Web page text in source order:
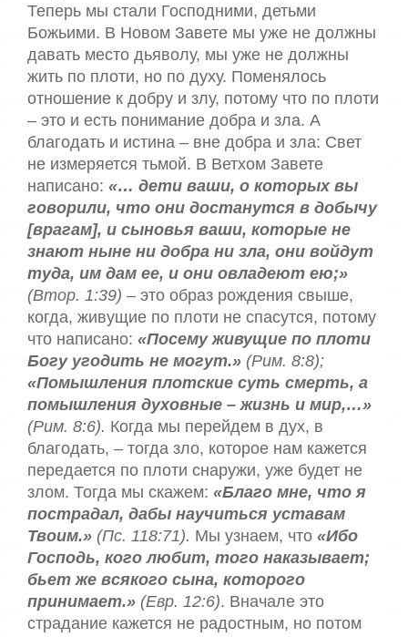
Теперь мы стали Господними, детьми
Божьими. В Новом Завете мы уже не должны
давать место дьяволу, мы уже не должны
жить по плоти, но по духу. Поменялось
отношение к добру и злу, потому что по плоти
– это и есть понимание добра и зла. А
благодать и истина – вне добра и зла: Свет
не измеряется тьмой. В Ветхом Завете
написано: «… дети ваши, о которых вы
говорили, что они достанутся в добычу
[врагам], и сыновья ваши, которые не
знают ныне ни добра ни зла, они войдут
туда, им дам ее, и они овладеют ею;»
(Втор. 1:39) – это образ рождения свыше,
когда, живущие по плоти не спасутся, потому
что написано: «Посему живущие по плоти
Богу угодить не могут.» (Рим. 8:8);
«Помышления плотские суть смерть, а
помышления духовные – жизнь и мир,…»
(Рим. 8:6). Когда мы перейдем в дух, в
благодать, – тогда зло, которое нам кажется
передается по плоти снаружи, уже будет не
злом. Тогда мы скажем: «Благо мне, что я
пострадал, дабы научиться уставам
Твоим.» (Пс. 118:71). Мы узнаем, что «Ибо
Господь, кого любит, того наказывает;
бьет же всякого сына, которого
принимает.» (Евр. 12:6). Вначале это
страдание кажется не радостным, но потом